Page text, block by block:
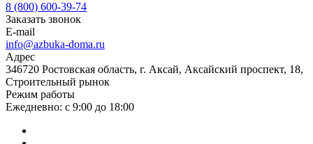
8 (800) 600-39-74
Заказать звонок
E-mail
info@azbuka-doma.ru
Адрес
346720 Ростовская область, г. Аксай, Аксайский проспект, 18,
Строительный рынок
Режим работы
Ежедневно: с 9:00 до 18:00